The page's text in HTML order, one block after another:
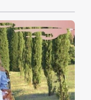
Pläne und
und
zu
Kati und Jan
bereits am
Restaurant und